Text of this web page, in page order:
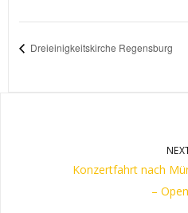
Dreieinigkeitskirche Regensburg
Konzertfahrt nach
–